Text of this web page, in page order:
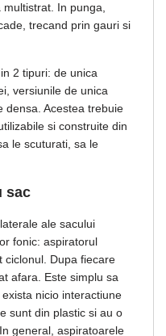
In punga,
trecand prin gauri si
2 tipuri: de unica
versiunile de unica
densa. Acestea trebuie
si construite din
le scuturati, sa le
sac
ale sacului
fonic: aspiratorul
ciclonul. Dupa fiecare
afara. Este simplu sa
nicio interactiune
sunt din plastic si au o
general, aspiratoarele